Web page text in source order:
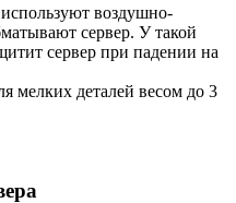
воздушно-
сервер. У такой
сервер при падении на
мелких деталей весом до 3